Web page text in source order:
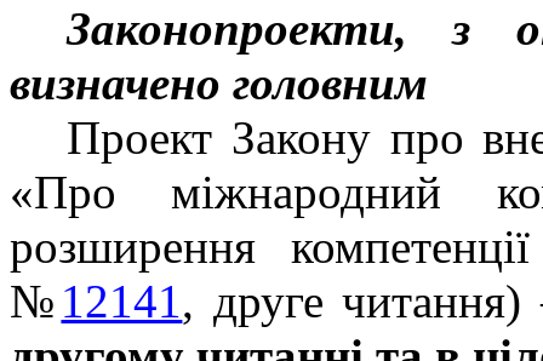
Законопроекти, з
визначено головним
Проект Закону про
«Про міжнародний
розширення
№ 12141, друге читання)